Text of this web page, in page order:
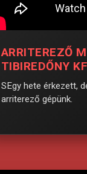
ARRITEREZŐ
TIBIREDŐNY
SEgy hete érkezett,
arriterező gépünk.